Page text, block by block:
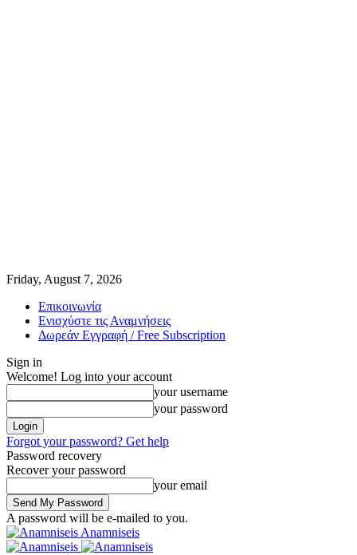
Friday, August 7, 2026
Επικοινωνία
Ενισχύστε τις Αναμνήσεις
Δωρεάν Εγγραφή / Free Subscription
Sign in
Welcome! Log into your account
your username
your password
Forgot your password? Get help
Password recovery
Recover your password
your email
A password will be e-mailed to you.
Anamniseis